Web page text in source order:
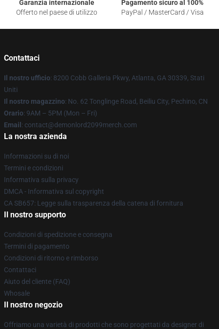
Garanzia internazionale
Offerto nel paese di utilizzo
Pagamento sicuro al 100%
PayPal / MasterCard / Visa
Contattaci
Il nostro ufficio: 8200 Cobb Galleria Pkwy, Atlanta, GA 30339, Stati
Uniti
Il nostro magazzino: No. 62 Tonglinge Road, Beiliu City, Pechino, CN
Orario: 9AM – 5PM (Mon – Fri)
Email : contact@demonlord2099merch.com
La nostra azienda
Informazioni su di noi
Termini e condizioni
Informativa sulla privacy
DMCA - Informativa sul copyright
CA SB657: Legge sulla trasparenza della catena di fornitura
Il nostro supporto
Condizioni di spedizione e consegna
Termini di pagamento
Condizioni di ritorno e rimborso
Contattaci
Aiuto del cliente (FAQ)
Whosale
Il nostro negozio
Offriamo una varietà di prodotti che sono progettati da designer di